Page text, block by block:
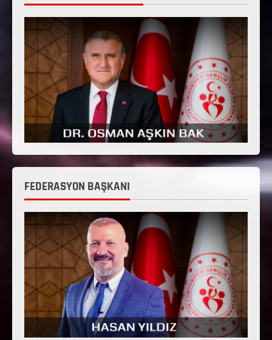
FEDERASYON BAŞKANI